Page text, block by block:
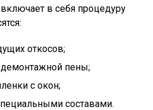
в себя процедуру
откосов;
пены;
с окон;
составами.